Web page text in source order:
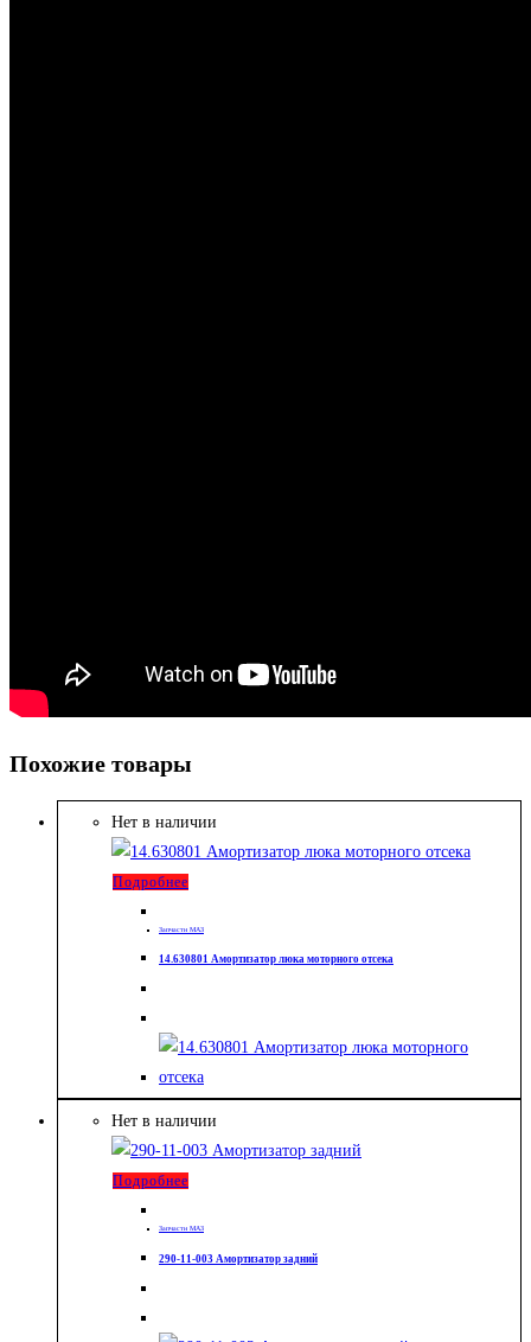
Похожие товары
Нет в наличии
Подробнее
Запчасти МАЗ
14.630801 Амортизатор люка моторного отсека
Нет в наличии
Подробнее
Запчасти МАЗ
290-11-003 Амортизатор задний